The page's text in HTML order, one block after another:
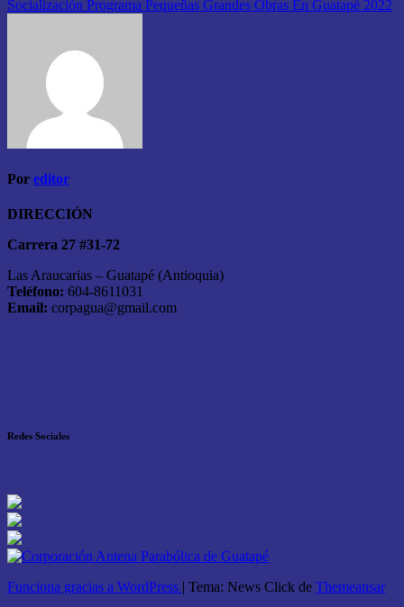
Socialización Programa Pequeñas Grandes Obras En Guatapé 2022
Por editor
DIRECCIÓN
Carrera 27 #31-72
Las Araucarias – Guatapé (Antioquia)
Teléfono: 604-8611031
Email: corpagua@gmail.com
Redes Sociales
Funciona gracias a WordPress | Tema: News Click de Themeansar